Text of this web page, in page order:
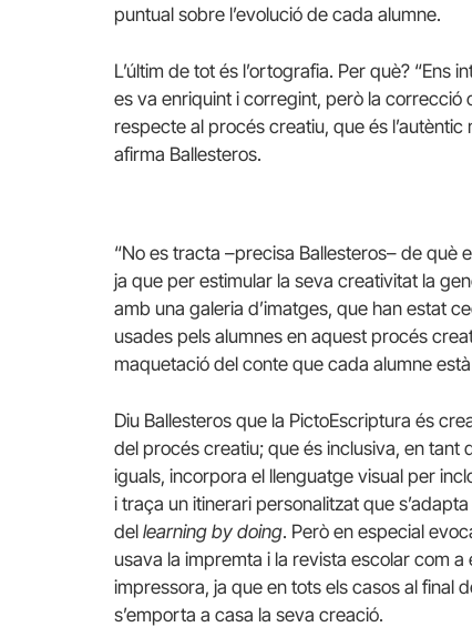
puntual sobre l’evolució de cada alumne.
L’últim de tot és l’ortografia. Per què?
es va enriquint i corregint, però la correcció
respecte al procés creatiu, que és
afirma Ballesteros.
“No es tracta –precisa Ballesteros– de què
ja que per estimular la seva creativitat la
amb una galeria d’imatges, que han estat
usades pels alumnes en aquest procés
maquetació del conte que cada alumne
Diu Ballesteros que la PictoEscriptura és
del procés creatiu; que és inclusiva, en
iguals, incorpora el llenguatge visual per
i traça un itinerari personalitzat que
del learning by doing. Però en especial
usava la impremta i la revista escolar com
impressora, ja que en tots els casos al final
s’emporta a casa la seva creació.